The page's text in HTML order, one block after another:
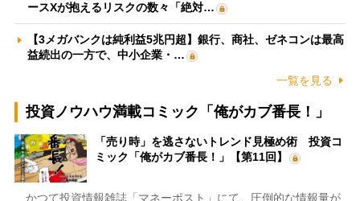
ースXが抱えるリスクの数々「絶対…
【3メガバンクは純利益5兆円超】銀行、商社、ゼネコンは最高
益続出の一方で、中小企業・…
一覧を見る
投資ノウハウ満載コミック「俺がカブ番長！」
「売り時」を逃さないトレンド見極め術 投資コ
ミック「俺がカブ番長！」【第11回】
かつて投資情報雑誌「マネーポスト」にて、圧倒的な情報量が